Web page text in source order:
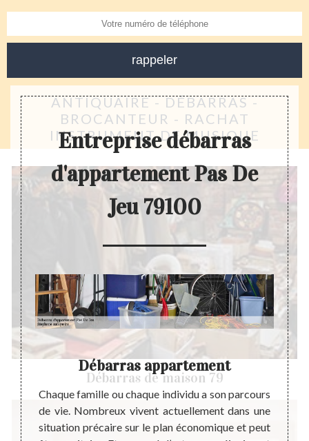
ANTIQUAIRE - DÉBARRAS -
BROCANTEUR - RACHAT
INSTRUMENT DE MUSIQUE
Débarras de maison 79
Entreprise débarras
d'appartement Pas De
Jeu 79100
Débarras appartement
Chaque famille ou chaque individu a son parcours
de vie. Nombreux vivent actuellement dans une
situation précaire sur le plan économique et peut
La
et